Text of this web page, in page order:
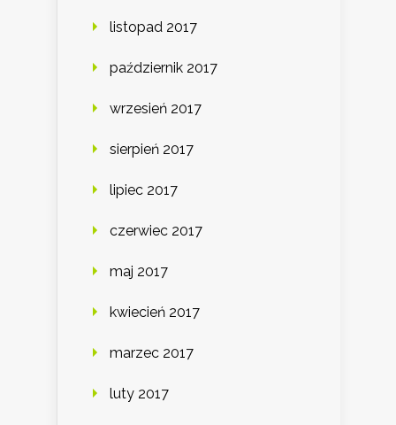
listopad 2017
październik 2017
wrzesień 2017
sierpień 2017
lipiec 2017
czerwiec 2017
maj 2017
kwiecień 2017
marzec 2017
luty 2017